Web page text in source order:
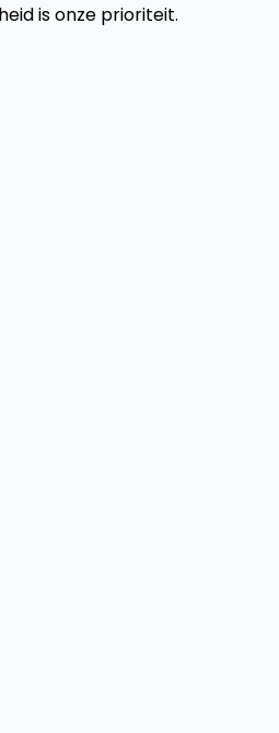
is onze prioriteit.